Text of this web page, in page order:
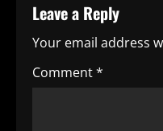
i
n
u
Leave a Reply
Your email address
Comment*